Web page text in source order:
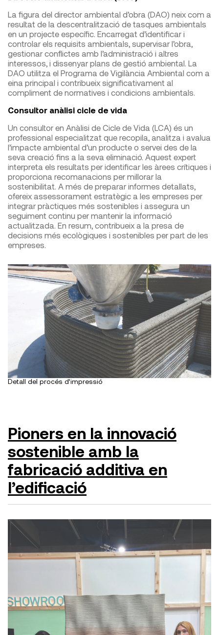
La figura del director ambiental d’obra (DAO) neix com a
resultat de la descentralització de tasques ambientals
en un projecte específic. Encarregat d’identificar i
controlar els requisits ambientals, supervisar l’obra,
gestionar conflictes amb l’administració i altres
interessos, i dissenyar plans de gestió ambiental. La
DAO utilitza el Programa de Vigilància Ambiental com a
eina principal i contribueix significativament al
compliment de normatives i condicions ambientals.
Consultor anàlisi cicle de vida
Un consultor en Anàlisi de Cicle de Vida (LCA) és un
professional especialitzat que recopila, analitza i avalua
l’impacte ambiental d’un producte o servei des de la
seva creació fins a la seva eliminació. Aquest expert
interpreta els resultats per identificar les àrees crítiques i
proporciona recomanacions per millorar la
sostenibilitat. A més de preparar informes detallats,
ofereix assessorament estratègic a les empreses per
integrar pràctiques més sostenibles i assegura un
seguiment continu per mantenir la informació
actualitzada. En resum, contribueix a la presa de
decisions més ecològiques i sostenibles per part de les
empreses.
Detall del procés d’impressió
Pioners en la innovació
sostenible amb la
fabricació additiva en
l’edificació